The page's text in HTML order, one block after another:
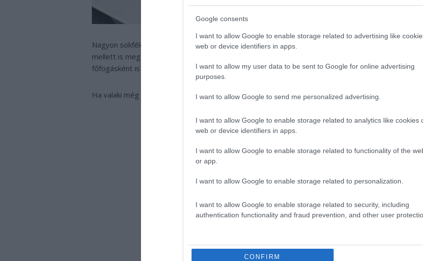
Google consents
I want to allow Google to enable storage related to advertising like
web or device identifiers in apps.
I want to allow my user data to be sent to Google for online advertising
purposes.
I want to allow Google to send me personalized advertising.
I want to allow Google to enable storage related to analytics like cookies
web or device identifiers in apps.
I want to allow Google to enable storage related to functionality of the
or app.
I want to allow Google to enable storage related to personalization.
I want to allow Google to enable storage related to security, including
authentication functionality and fraud prevention, and other user
CONFIRM
Nagyon sokféleképpen lehet fogyasztani: sütve, főzve, pürésítve, chipsként, édes és sós ételek
mellett is megállja a helyét. A belőle készülő sütemények ínycsiklandóak, de köretként vagy
főfogásként is ízletes.
Ha valaki még nem kóstolta, mindenképp érdemes kipróbálni!